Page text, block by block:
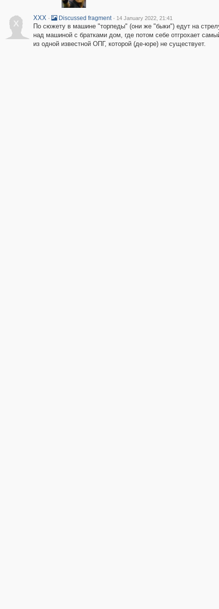
X
XXX · Discussed fragment · 14 January 2022, 21:41
По сюжету в машине "торпеды" (они же "быки") едут на
над машиной с братками дом, где потом себе отгрохает
из одной известной ОПГ, которой (де-юре) не существует.